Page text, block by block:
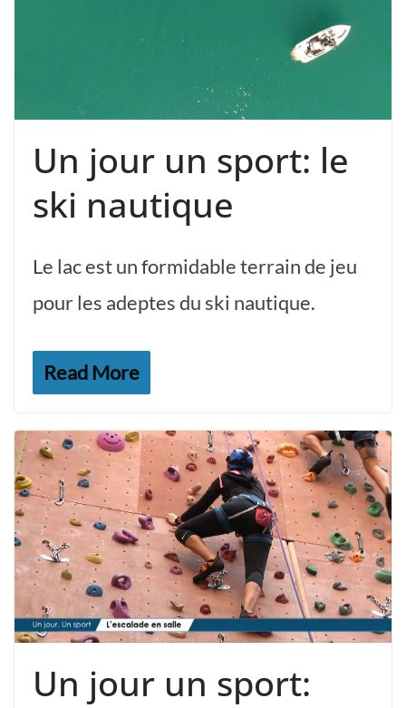
Un jour un sport: le
ski nautique
Le lac est un formidable terrain de jeu
pour les adeptes du ski nautique.
Read More
Un jour un sport: